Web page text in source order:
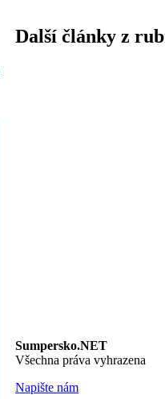
Další články z
Sumpersko.NET
Všechna práva vyhrazena
Napište nám